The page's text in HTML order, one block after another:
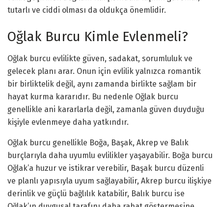
tutarlı ve ciddi olması da oldukça önemlidir.
Oğlak Burcu Kimle Evlenmeli?
Oğlak burcu evlilikte güven, sadakat, sorumluluk ve
gelecek planı arar. Onun için evlilik yalnızca romantik
bir birliktelik değil, aynı zamanda birlikte sağlam bir
hayat kurma kararıdır. Bu nedenle Oğlak burcu
genellikle ani kararlarla değil, zamanla güven duyduğu
kişiyle evlenmeye daha yatkındır.
Oğlak burcu genellikle Boğa, Başak, Akrep ve Balık
burçlarıyla daha uyumlu evlilikler yaşayabilir. Boğa burcu
Oğlak’a huzur ve istikrar verebilir, Başak burcu düzenli
ve planlı yapısıyla uyum sağlayabilir, Akrep burcu ilişkiye
derinlik ve güçlü bağlılık katabilir, Balık burcu ise